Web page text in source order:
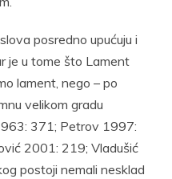
posredno upućuju i
je u tome što Lament
lament, nego – po
velikom gradu
371; Petrov 1997:
2001: 219; Vladušić
postoji nemali nesklad